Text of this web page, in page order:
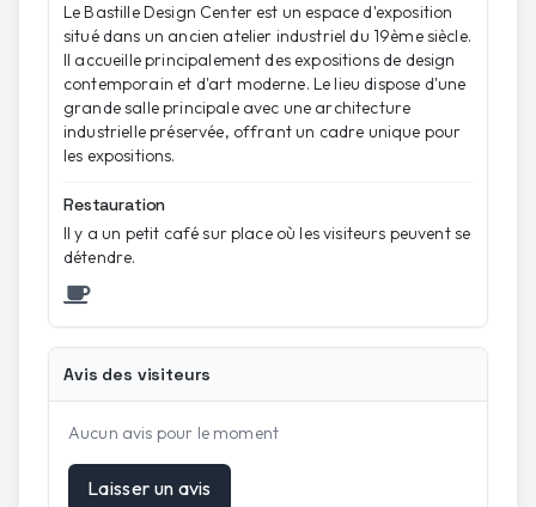
Le Bastille Design Center est un espace d'exposition
situé dans un ancien atelier industriel du 19ème siècle.
Il accueille principalement des expositions de design
contemporain et d'art moderne. Le lieu dispose d'une
grande salle principale avec une architecture
industrielle préservée, offrant un cadre unique pour
les expositions.
Restauration
Il y a un petit café sur place où les visiteurs peuvent se
détendre.
Avis des visiteurs
Aucun avis pour le moment
Laisser un avis